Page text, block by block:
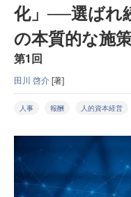
化」──選ばれ
の本質的な施
第1回
田川 啓介[著]
人事 報酬 人的資本経営